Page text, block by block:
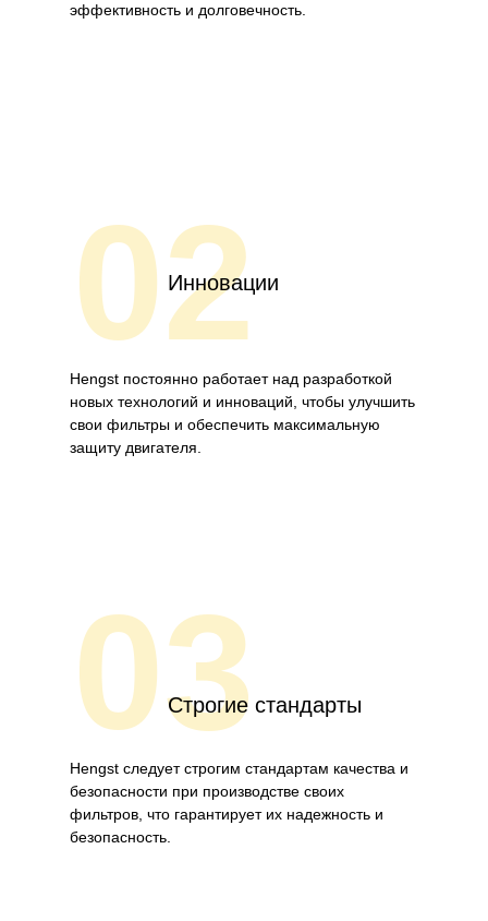
эффективность и долговечность.
02
Инновации
Hengst постоянно работает над разработкой
новых технологий и инноваций, чтобы улучшить
свои фильтры и обеспечить максимальную
защиту двигателя.
03Строгие стандарты
Hengst следует строгим стандартам качества и
безопасности при производстве своих
фильтров, что гарантирует их надежность и
безопасность.